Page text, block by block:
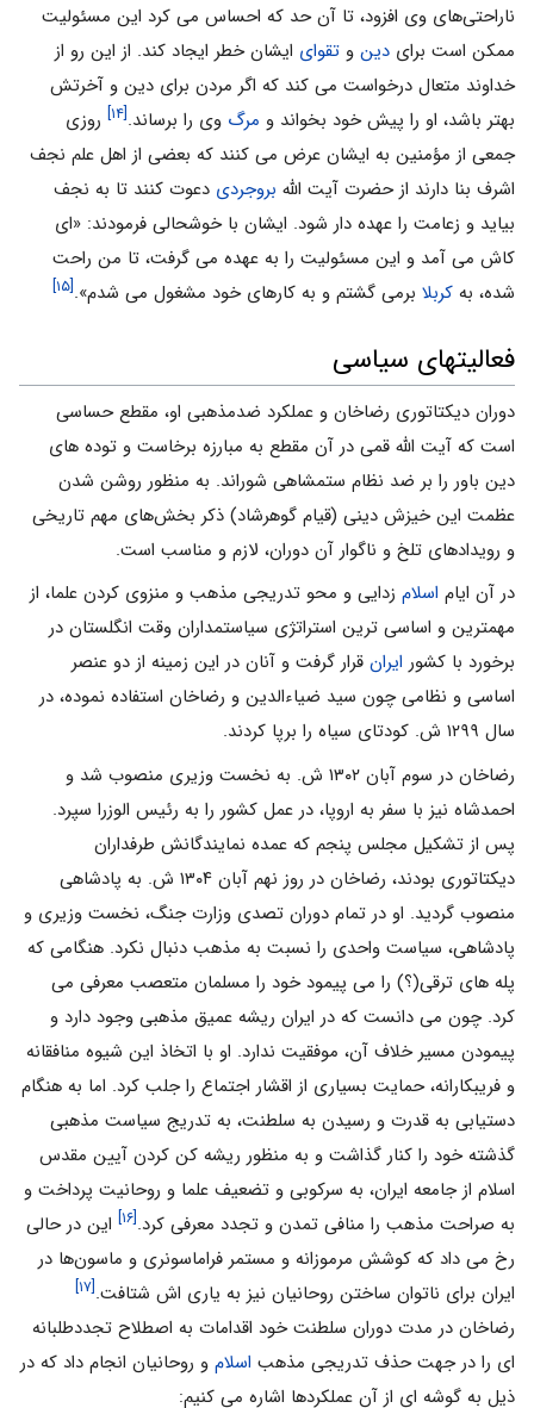
ناراحتی‌های وی افزود،‌ تا آن حد که احساس می کرد این مسئولیت
ممکن است برای دین و تقوای ایشان خطر ایجاد کند. از این رو از
خداوند متعال درخواست می کند که اگر مردن برای دین و آخرتش
بهتر باشد، او را پیش خود بخواند و مرگ وی را برساند.[۱۴]
روزی
جمعی از مؤمنین به ایشان عرض می کنند که بعضی از اهل علم نجف
اشرف بنا دارند از حضرت آیت الله بروجردی دعوت کنند تا به نجف
بیاید و زعامت را عهده دار شود. ایشان با خوشحالی فرمودند: «ای
کاش می آمد و این مسئولیت را به عهده می گرفت، تا من راحت
شده، به کربلا برمی گشتم و به کارهای خود مشغول می شدم».[۱۵]
فعالیتهای سیاسی
دوران دیکتاتوری رضاخان و عملکرد ضدمذهبی او، مقطع حساسی
است که آیت الله قمی در آن مقطع به مبارزه برخاست و توده های
دین باور را بر ضد نظام ستمشاهی شوراند. به منظور روشن شدن
عظمت این خیزش دینی‌ (قیام گوهرشاد) ذکر بخش‌های مهم تاریخی
و رویدادهای تلخ و ناگوار آن دوران، لازم و مناسب است.
در آن ایام اسلام زدایی و محو تدریجی مذهب و منزوی کردن علما، از
مهمترین و اساسی ترین استراتژی سیاستمداران وقت انگلستان در
برخورد با کشور ایران قرار گرفت و آنان در این زمینه از دو عنصر
اساسی و نظامی چون سید ضیاءالدین و رضاخان استفاده نموده، در
سال ۱۲۹۹ ش. کودتای سیاه را برپا کردند.
رضاخان در سوم آبان ۱۳۰۲ ش. به نخست وزیری منصوب شد و
احمدشاه نیز با سفر به اروپا،‌ در عمل کشور را به رئیس الوزرا سپرد.
پس از تشکیل مجلس پنجم که عمده نمایندگانش طرفداران
دیکتاتوری بودند، رضاخان در روز نهم آبان ۱۳۰۴ ش. به پادشاهی
منصوب گردید. او در تمام دوران تصدی وزارت جنگ، نخست وزیری و
پادشاهی، سیاست واحدی را نسبت به مذهب دنبال نکرد. هنگامی که
پله های ترقی(؟) را می پیمود خود را مسلمان متعصب معرفی می
کرد. چون می دانست که در ایران ریشه عمیق مذهبی وجود دارد و
پیمودن مسیر خلاف آن، موفقیت ندارد. او با اتخاذ این شیوه منافقانه
و فریبکارانه، حمایت بسیاری از اقشار اجتماع را جلب کرد. اما به هنگام
دستیابی به قدرت و رسیدن به سلطنت، به تدریج سیاست مذهبی
گذشته خود را کنار گذاشت و به منظور ریشه کن کردن آیین مقدس
اسلام از جامعه ایران، به سرکوبی و تضعیف علما و روحانیت پرداخت و
به صراحت مذهب را منافی تمدن و تجدد معرفی کرد.[۱۶]
این در حالی
رخ می داد که کوشش مرموزانه و مستمر فراماسونری و ماسون‌ها در
ایران برای ناتوان ساختن روحانیان نیز به یاری اش شتافت.[۱۷]
رضاخان در مدت دوران سلطنت خود اقدامات به اصطلاح تجددطلبانه
ای را در جهت حذف تدریجی مذهب اسلام و روحانیان انجام داد که در
ذیل به گوشه ای از آن عملکردها اشاره می کنیم: